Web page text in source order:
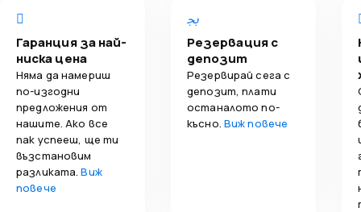
Гаранция за най-
ниска цена
Няма да намериш
по-изгодни
предложения от
нашите. Ако все
пак успееш, ще ти
възстановим
разликата.Виж
повече
Резервация с
депозит
Резервирай сега с
депозит, плати
останалото по-
късно. Виж повече